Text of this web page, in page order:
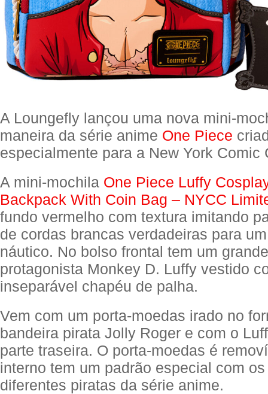
A Loungefly lançou uma nova mini-
maneira da série anime One Piece
especialmente para a New York Comic
A mini-mochila One Piece Luffy
Backpack With Coin Bag – NYCC
fundo vermelho com textura imitando
de cordas brancas verdadeiras para
náutico. No bolso frontal tem um
protagonista Monkey D. Luffy vestido
inseparável chapéu de palha.
Vem com um porta-moedas irado no
bandeira pirata Jolly Roger e com o
parte traseira. O porta-moedas é
interno tem um padrão especial com
diferentes piratas da série anime.